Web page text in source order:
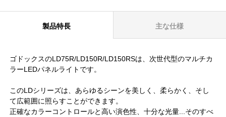
製品特長 主な仕様
ゴドックスのLD75R/LD150R/LD150RSは、次世代型のマルチカ
ラーLEDパネルライトです。
このLDシリーズは、あらゆるシーンを美しく、柔らかく、そし
て広範囲に照らすことができます。
正確なカラーコントロールと高い演色性、十分な光量...そのすべ